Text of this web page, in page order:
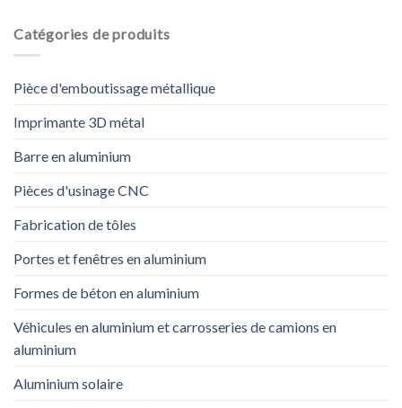
Catégories de produits
Pièce d'emboutissage métallique
Imprimante 3D métal
Barre en aluminium
Pièces d'usinage CNC
Fabrication de tôles
Portes et fenêtres en aluminium
Formes de béton en aluminium
Véhicules en aluminium et carrosseries de camions en
aluminium
Aluminium solaire